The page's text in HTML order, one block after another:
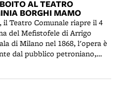
in carica nel triennio
un Programma, approvato
in Italia. Esso invita i
elezioni politiche, ma ad
locali. Li orienta ad
opere pie e a lottare
Dal 1877 avrà sede a
dell’Opera dei Congressi
e il deputato Luigi Luzzatti
AL TEATRO
BORGHI MAMO
Teatro Comunale riapre il 4
del Mefistofele di Arrigo
di Milano nel 1868, l'opera è
dal pubblico petroniano,
esuberanze e notevolmente